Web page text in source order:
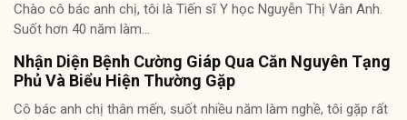
Chào cô bác anh chị, tôi là Tiến sĩ Y học Nguyễn Thị Vân Anh.
Suốt hơn 40 năm làm…
Nhận Diện Bệnh Cường Giáp Qua Căn Nguyên Tạng
Phủ Và Biểu Hiện Thường Gặp
Cô bác anh chị thân mến, suốt nhiều năm làm nghề, tôi gặp rất